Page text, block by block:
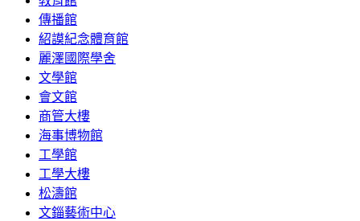
傳播館
紹謨紀念體育館
麗澤國際學舍
文學館
會文館
商管大樓
海事博物館
工學館
工學大樓
松濤館
文錙藝術中心